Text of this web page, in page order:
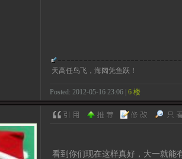
天高任鸟飞，海阔凭鱼跃！
Posted: 2012-05-16 23:06 | 6 楼
看到你们现在这样真好，大一就